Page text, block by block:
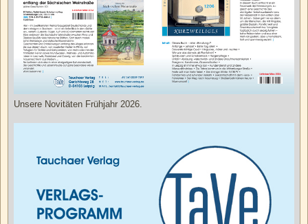
Unsere Novitäten Frühjahr 2026.